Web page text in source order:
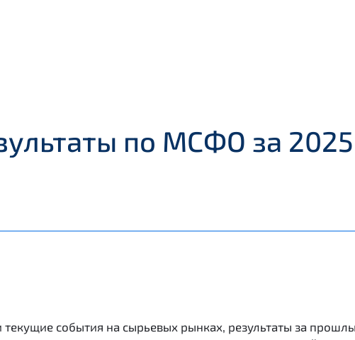
по МСФО за 2025
события на сырьевых рынках, результаты за